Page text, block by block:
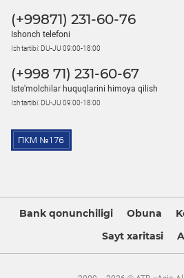
(+99871) 231-60-76
Ishonch telefoni
Ish tartibi: DU-JU 09:00-18:00
(+998 71) 231-60-67
Iste'molchilar huquqlarini himoya qilish
Ish tartibi: DU-JU 09:00-18:00
Bank qonunchiligi Obuna
Sayt xaritasi